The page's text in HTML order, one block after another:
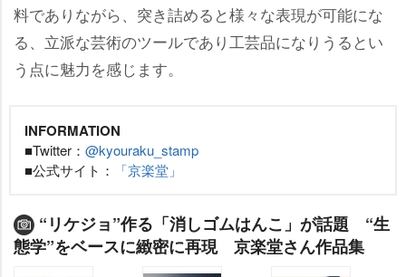
料でありながら、突き詰めると様々な表現が可能にな
る、立派な芸術のツールであり工芸品になりうるとい
う点に魅力を感じます。
INFORMATION
■Twitter： @kyouraku_stamp
■公式サイト：
「京楽堂」
“リケジョ”作る「消しゴムはんこ」が話題 “生
態学”をベースに緻密に再現 京楽堂さん作品集